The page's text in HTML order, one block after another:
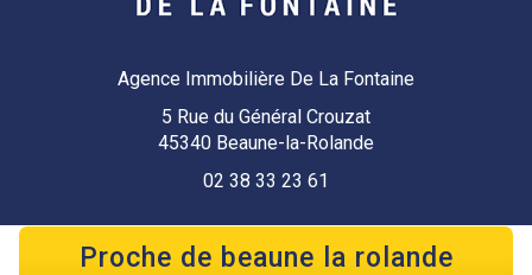
Agence Immobilière De La Fontaine
5 Rue du Général Crouzat
45340 Beaune-la-Rolande
02 38 33 23 61
proche de beaune la rolande